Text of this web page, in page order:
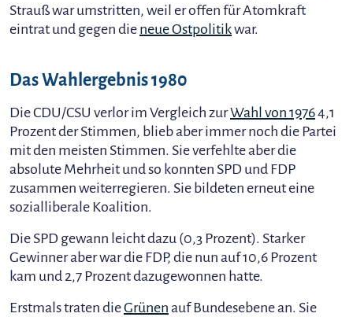
Strauß war umstritten, weil er offen für Atomkraft
eintrat und gegen die neue Ostpolitikwar.
Das Wahlergebnis 1980
Die CDU/CSU verlor im Vergleich zurWahl von 19764,1
Prozent der Stimmen, blieb aber immer noch die Partei
mit den meisten Stimmen. Sie verfehlte aber die
absolute Mehrheit und so konnten SPD und FDP
zusammen weiterregieren. Sie bildeten erneut eine
sozialliberale Koalition.
Die SPD gewann leicht dazu (0,3 Prozent). Starker
Gewinner aber war die FDP, die nun auf 10,6 Prozent
kam und 2,7 Prozent dazugewonnen hatte.
Erstmals traten dieGrünen auf Bundesebene an. Sie